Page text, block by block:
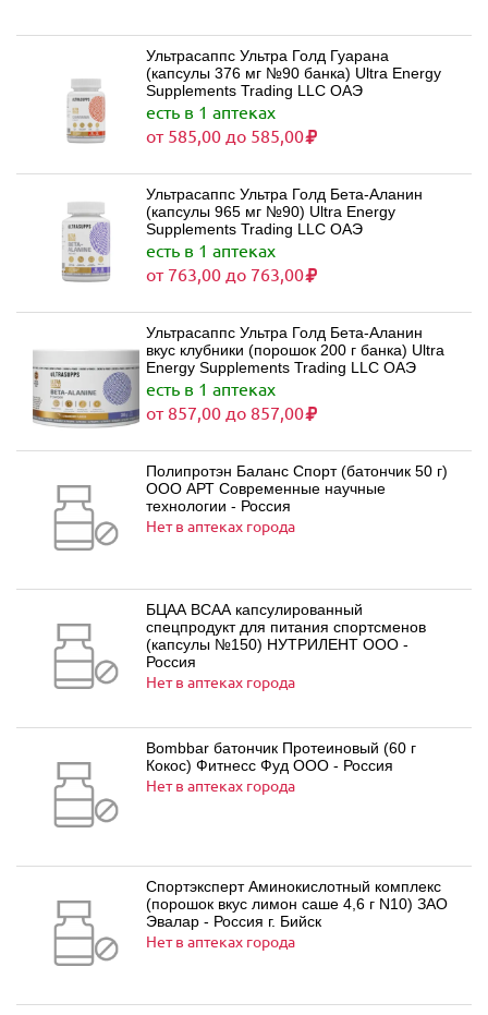
Ультрасаппс Ультра Голд Гуарана
(капсулы 376 мг №90 банка) Ultra Energy
Supplements Trading LLC ОАЭ
есть в 1 аптеках
от 585,00 до 585,00
Ультрасаппс Ультра Голд Бета-Аланин
(капсулы 965 мг №90) Ultra Energy
Supplements Trading LLC ОАЭ
есть в 1 аптеках
от 763,00 до 763,00
Ультрасаппс Ультра Голд Бета-Аланин
вкус клубники (порошок 200 г банка) Ultra
Energy Supplements Trading LLC ОАЭ
есть в 1 аптеках
от 857,00 до 857,00
Полипротэн Баланс Спорт (батончик 50 г)
ООО АРТ Современные научные
технологии - Россия
Нет в аптеках города
БЦАА ВСАА капсулированный
спецпродукт для питания спортсменов
(капсулы №150) НУТРИЛЕНТ ООО -
Россия
Нет в аптеках города
Bombbar батончик Протеиновый (60 г
Кокос) Фитнесс Фуд ООО - Россия
Нет в аптеках города
Спортэксперт Аминокислотный комплекс
(порошок вкус лимон саше 4,6 г N10) ЗАО
Эвалар - Россия г. Бийск
Нет в аптеках города